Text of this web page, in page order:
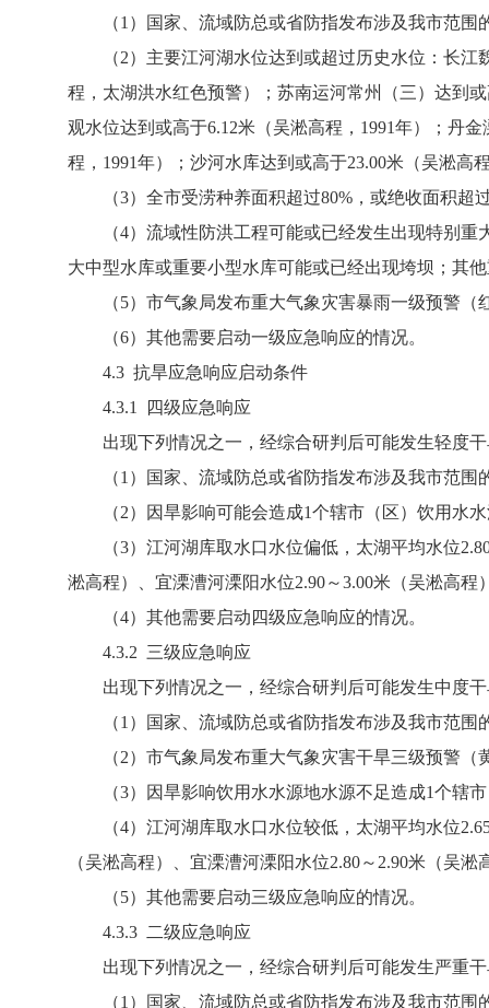
（1）国家、流域防总或省防指发布涉及我市范围
（2）主要江河湖水位达到或超过历史水位：长江魏
程，太湖洪水红色预警）；苏南运河常州（三）达到
观水位达到或高于6.12米（吴淞高程，1991年）；丹
程，1991年）；沙河水库达到或高于23.00米（吴淞
（3）全市受涝种养面积超过80%，或绝收面积超
（4）流域性防洪工程可能或已经发生出现特别重
大中型水库或重要小型水库可能或已经出现垮坝；其
（5）市气象局发布重大气象灾害暴雨一级预警（
（6）其他需要启动一级应急响应的情况。
4.3 抗旱应急响应启动条件
4.3.1 四级应急响应
出现下列情况之一，经综合研判后可能发生轻度干
（1）国家、流域防总或省防指发布涉及我市范围
（2）因旱影响可能会造成1个辖市（区）饮用水水
（3）江河湖库取水口水位偏低，太湖平均水位2.80
淞高程）、宜溧漕河溧阳水位2.90～3.00米（吴淞高程
（4）其他需要启动四级应急响应的情况。
4.3.2 三级应急响应
出现下列情况之一，经综合研判后可能发生中度干
（1）国家、流域防总或省防指发布涉及我市范围
（2）市气象局发布重大气象灾害干旱三级预警（
（3）因旱影响饮用水水源地水源不足造成1个辖市
（4）江河湖库取水口水位较低，太湖平均水位2.65
（吴淞高程）、宜溧漕河溧阳水位2.80～2.90米（吴淞
（5）其他需要启动三级应急响应的情况。
4.3.3 二级应急响应
出现下列情况之一，经综合研判后可能发生严重干
（1）国家、流域防总或省防指发布涉及我市范围